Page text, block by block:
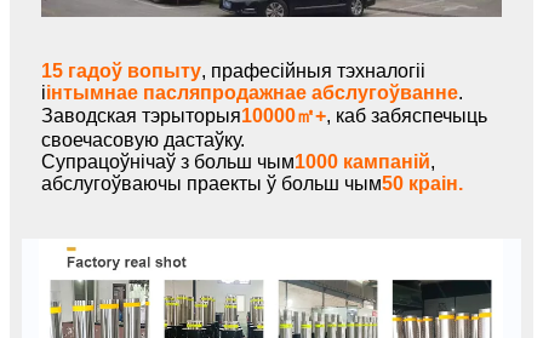
15 гадоў вопыту, прафесійныя тэхналогіі
іінтымнае пасляпродажнае абслугоўванне.
Заводская тэрыторыя10000㎡+, каб забяспечыць
своечасовую дастаўку.
Супрацоўнічаў з больш чым1000 кампаній,
абслугоўваючы праекты ў больш чым50 краін.